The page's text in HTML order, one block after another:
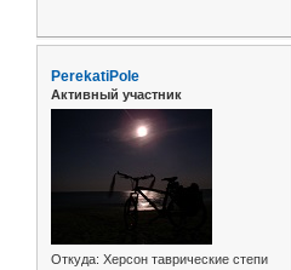
PerekatiPole
Активный участник
Откуда: Херсон таврические степи